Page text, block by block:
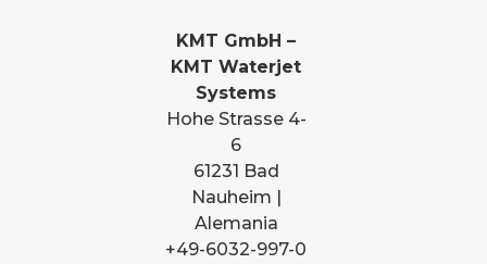
KMT GmbH –
KMT Waterjet
Systems
Hohe Strasse 4-
6
61231 Bad
Nauheim |
Alemania
+49-6032-997-0